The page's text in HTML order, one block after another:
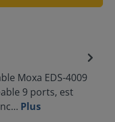
Moxa EDS-4009
9 ports, est
Plus